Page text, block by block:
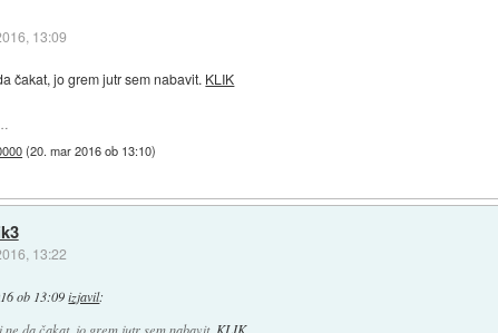
13:09
čakat, jo grem jutr sem nabavit. KLIK
(20. mar 2016 ob 13:10)
13:22
ob 13:09 izjavil: